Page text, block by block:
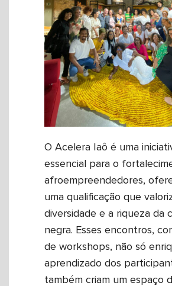
O Acelera Iaô é uma
essencial para o
afroempreendedores,
uma qualificação que
diversidade e a riqueza da
negra. Esses encontros,
de workshops, não só
aprendizado dos
também criam um espaço